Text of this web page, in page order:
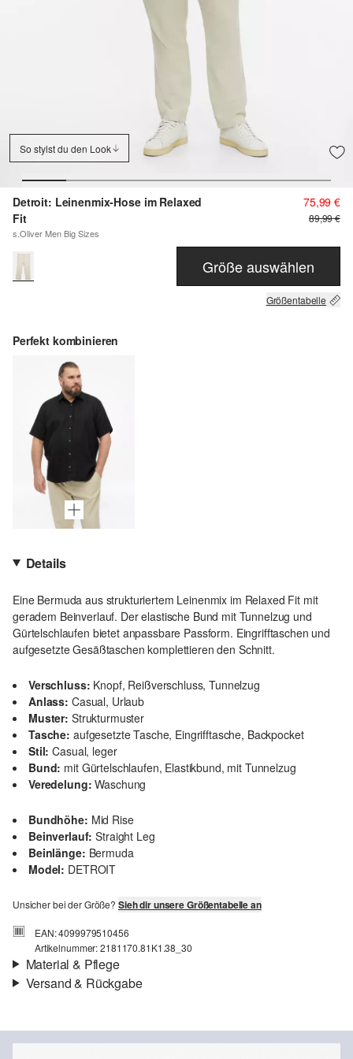
So stylst du den Look
Detroit: Leinenmix-Hose im Relaxed
Fit
s.Oliver Men Big Sizes
75,99 €
89,99 €
Größe auswählen
Größentabelle
Perfekt kombinieren
Details
Eine Bermuda aus strukturiertem Leinenmix im Relaxed Fit mit
geradem Beinverlauf. Der elastische Bund mit Tunnelzug und
Gürtelschlaufen bietet anpassbare Passform. Eingrifftaschen und
aufgesetzte Gesäßtaschen komplettieren den Schnitt.
Verschluss: Knopf, Reißverschluss, Tunnelzug
Anlass: Casual, Urlaub
Muster: Strukturmuster
Tasche: aufgesetzte Tasche, Eingrifftasche, Backpocket
Stil: Casual, leger
Bund: mit Gürtelschlaufen, Elastikbund, mit Tunnelzug
Veredelung: Waschung
Bundhöhe: Mid Rise
Beinverlauf: Straight Leg
Beinlänge: Bermuda
Model: DETROIT
Unsicher bei der Größe? Sieh dir unsere Größentabelle an
EAN: 4099979510456
Artikelnummer: 2181170.81K1.38_30
Material & Pflege
Material: Leinenmix
Versand & Rückgabe
Standardlieferung einer Bestellung in Höhe von 3,95 € an. Fashion